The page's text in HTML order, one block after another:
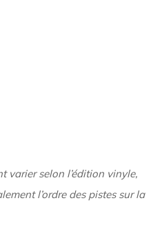
varier selon l’édition vinyle,
l’ordre des pistes sur la